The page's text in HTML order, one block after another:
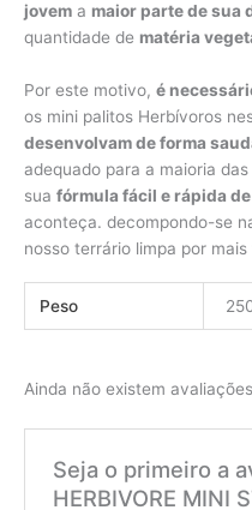
jovem a maior parte de sua
quantidade de matéria
Por este motivo, é
os mini palitos Herbívoros
desenvolvam de forma
adequado para a maioria
sua fórmula fácil e rápida
aconteça. decompondo-se
nosso terrário limpa por mais
Peso
Ainda não existem
Seja o primeiro a
HERBIVORE MINI